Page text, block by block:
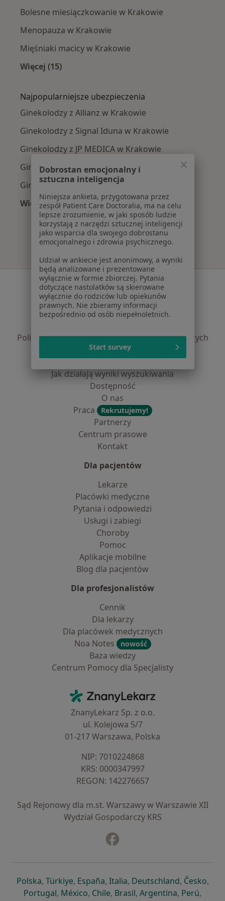
Bolesne miesiączkowanie w Krakowie
Menopauza w Krakowie
Mięśniaki macicy w Krakowie
Więcej (15)
Najpopularniejsze ubezpieczenia
Ginekolodzy z Allianz w Krakowie
Ginekolodzy z Signal Iduna w Krakowie
Ginekolodzy z JP MEDICA w Krakowie
Ginekolodzy z TU Zdrowie w Krakowie
Ginekolodzy z Świat Zdrowia w Krakowie
Więcej (12)
Więcej w kategorii: Najpopularniejsze
Serwis
Regulamin
Polityka prywatności pacjentów
Polityka prywatności dla profesjonalistów, których
dane pozyskaliśmy samodzielnie
Polityka cookies
Jak działają wyniki wyszukiwania
Dostępność
O nas
Praca
Rekrutujemy!
Partnerzy
Centrum prasowe
Kontakt
Dla pacjentów
Lekarze
Placówki medyczne
Pytania i odpowiedzi
Usługi i zabiegi
Choroby
Pomoc
Aplikacje mobilne
Blog dla pacjentów
Dla profesjonalistów
Cennik
Dla lekarzy
Dla placówek medycznych
Noa Notes
nowość
Baza wiedzy
Centrum Pomocy dla Specjalisty
ZnanyLekarz - Strona główna
ZnanyLekarz Sp. z o.o.
ul. Kolejowa 5/7
01-217 Warszawa, Polska
NIP: ⁠7010224868
KRS: ⁠0000347997
REGON: ⁠142276657
Sąd Rejonowy dla m.st. Warszawy w Warszawie XII
Wydział Gospodarczy KRS
Polskaotwiera się w nowej karcie
, Türkiyeotwiera się w nowej karcie
, Españaotwiera się w nowej karcie
, Italiaotwiera się w nowej
, Deutschlandotwiera się
, Česko,
Portugalotwiera się w nowej karcie
, Méxicootwiera się w nowej karcie
, Chileotwiera się w nowej karcie
, Brasilotwiera się w nowej
, Argentinaotwiera się
, Perú,
Dobrostan emocjonalny i
sztuczna inteligencja
Niniejsza ankieta, przygotowana przez
zespół Patient Care Doctoralia, ma na celu
lepsze zrozumienie, w jaki sposób ludzie
korzystają z narzędzi sztucznej inteligencji
jako wsparcia dla swojego dobrostanu
emocjonalnego i zdrowia psychicznego.
Udział w ankiecie jest anonimowy, a wyniki
będą analizowane i prezentowane
wyłącznie w formie zbiorczej. Pytania
dotyczące nastolatków są skierowane
wyłącznie do rodziców lub opiekunów
prawnych. Nie zbieramy informacji
bezpośrednio od osób niepełnoletnich.
Start survey